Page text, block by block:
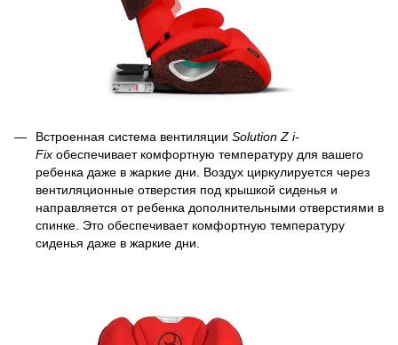
Встроенная система вентиляции Solution Z i-
Fix обеспечивает комфортную температуру для вашего
ребенка даже в жаркие дни. Воздух циркулируется через
вентиляционные отверстия под крышкой сиденья и
направляется от ребенка дополнительными отверстиями в
спинке. Это обеспечивает комфортную температуру
сиденья даже в жаркие дни.